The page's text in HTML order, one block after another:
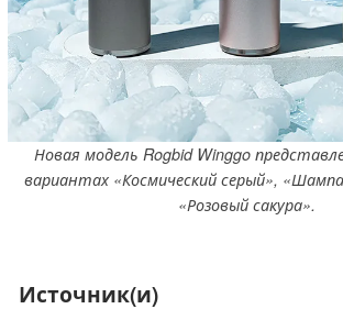
Новая модель Rogbid Winggo
вариантах «Космический серый»,
«Розовый сакура».
Источник(и)